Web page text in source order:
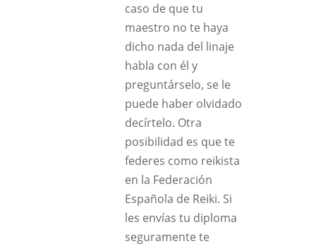
caso de que tu
maestro no te haya
dicho nada del linaje
habla con él y
preguntárselo, se le
puede haber olvidado
decírtelo. Otra
posibilidad es que te
federes como reikista
en la Federación
Española de Reiki. Si
les envías tu diploma
seguramente te